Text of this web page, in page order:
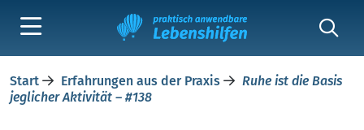
Start Erfahrungen aus der Praxis
Ruhe ist die Basis
jeglicher Aktivität – #138